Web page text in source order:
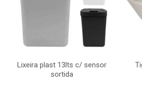
Lixeira plast 13lts c/ sensor
sortida